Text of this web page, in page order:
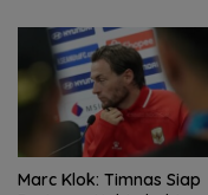
Marc Klok: Timnas Siap